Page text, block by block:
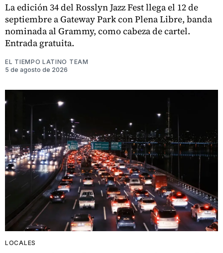
La edición 34 del Rosslyn Jazz Fest llega el 12 de
septiembre a Gateway Park con Plena Libre, banda
nominada al Grammy, como cabeza de cartel.
Entrada gratuita.
EL TIEMPO LATINO TEAM
5 de agosto de 2026
LOCALES